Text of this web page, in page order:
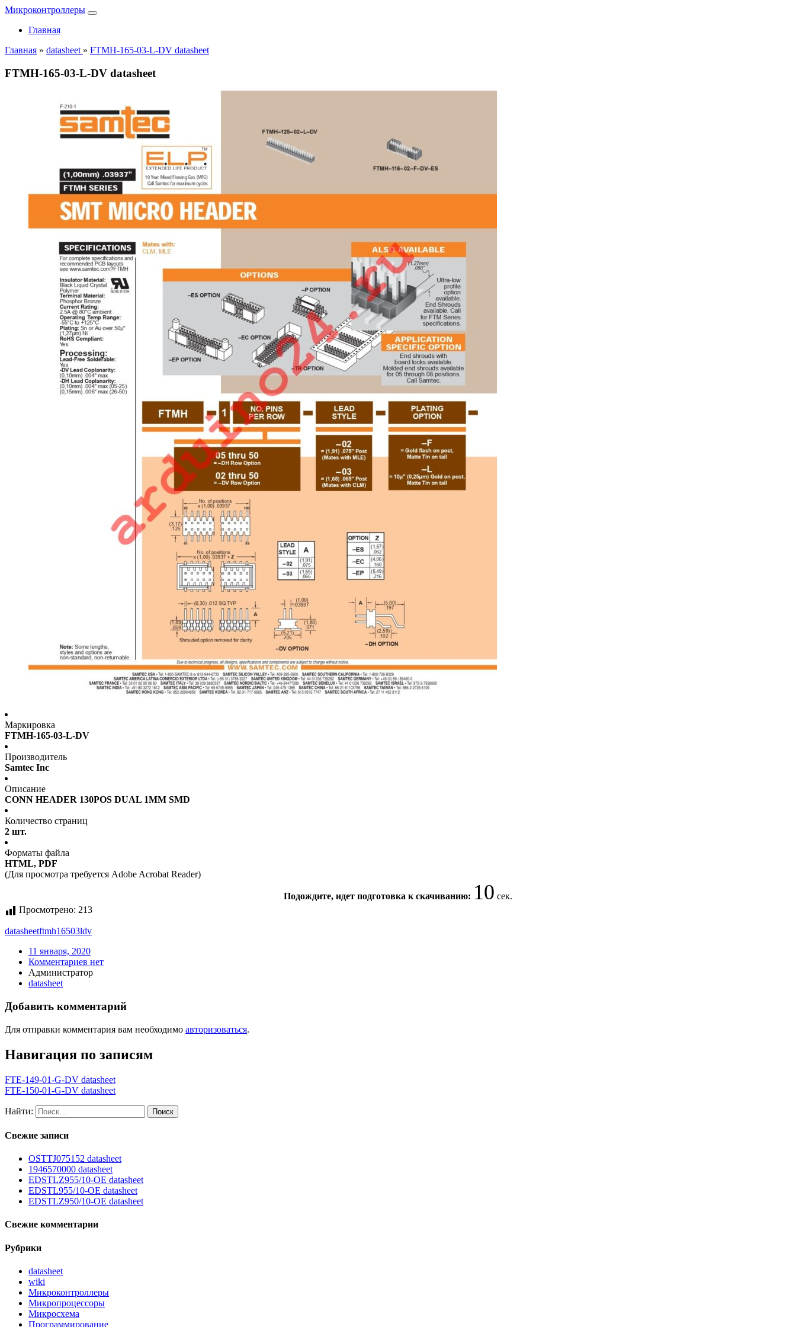
Микроконтроллеры
Главная
Главная » datasheet » FTMH-165-03-L-DV datasheet
FTMH-165-03-L-DV datasheet
Маркировка
FTMH-165-03-L-DV
Производитель
Samtec Inc
Описание
CONN HEADER 130POS DUAL 1MM SMD
Количество страниц
2 шт.
Форматы файла
HTML, PDF
(Для просмотра требуется Adobe Acrobat Reader)
Подождите, идет подготовка к скачиванию: 10 сек.
Просмотрено: 213
datasheetftmh16503ldv
11 января, 2020
Комментариев нет
Администратор
datasheet
Добавить комментарий
Для отправки комментария вам необходимо авторизоваться.
Навигация по записям
FTE-149-01-G-DV datasheet
FTE-150-01-G-DV datasheet
Найти:
Свежие записи
OSTTJ075152 datasheet
1946570000 datasheet
EDSTLZ955/10-OE datasheet
EDSTL955/10-OE datasheet
EDSTLZ950/10-OE datasheet
Свежие комментарии
Рубрики
datasheet
wiki
Микроконтроллеры
Микропроцессоры
Микросхема
Программирование